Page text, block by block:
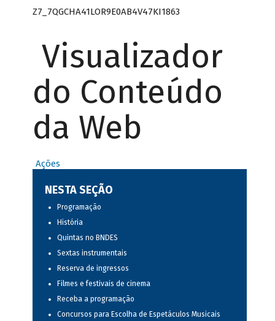
Z7_7QGCHA41LOR9E0AB4V47KI1863
Visualizador
do Conteúdo
da Web
Ações
NESTA SEÇÃO
Programação
História
Quintas no BNDES
Sextas instrumentais
Reserva de ingressos
Filmes e festivais de cinema
Receba a programação
Concursos para Escolha de Espetáculos Musicais